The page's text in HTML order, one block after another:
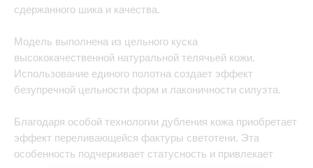
сдержанного шика и качества.
Модель выполнена из цельного куска
высококачественной натуральной телячьей кожи.
Использование единого полотна создает эффект
безупречной цельности форм и лаконичности силуэта.
Благодаря особой технологии дубления кожа приобретает
эффект переливающейся фактуры светотени. Эта
особенность подчеркивает статусность и привлекает